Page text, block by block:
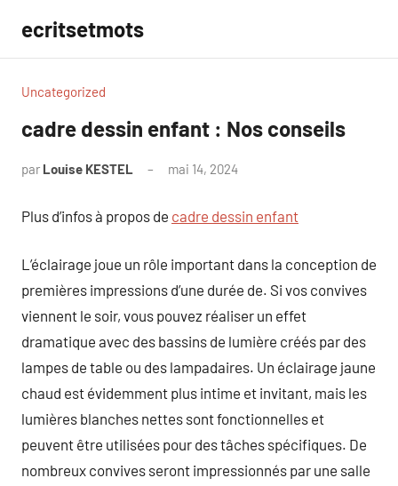
contenu
ecritsetmots
Uncategorized
cadre dessin enfant : Nos conseils
par Louise KESTEL mai 14, 2024
Plus d’infos à propos de cadre dessin enfant
L’éclairage joue un rôle important dans la conception de
premières impressions d’une durée de. Si vos convives
viennent le soir, vous pouvez réaliser un effet
dramatique avec des bassins de lumière créés par des
lampes de table ou des lampadaires. Un éclairage jaune
chaud est évidemment plus intime et invitant, mais les
lumières blanches nettes sont fonctionnelles et
peuvent être utilisées pour des tâches spécifiques. De
nombreux convives seront impressionnés par une salle